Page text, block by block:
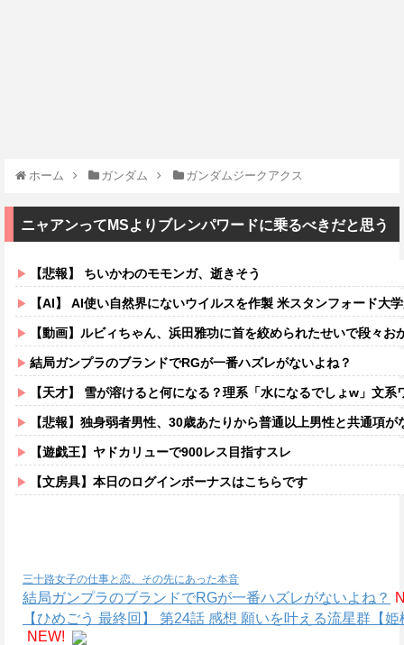
ホーム ガンダム ガンダムジークアクス
ニャアンってMSよりブレンパワードに乗るべきだと思う
【悲報】 ちいかわのモモンガ、逝きそう
【AI】 AI使い自然界にないウイルスを作製 米スタンフォード大
【動画】ルビィちゃん、浜田雅功に首を絞められたせいで段々お
結局ガンプラのブランドでRGが一番ハズレがないよね？
【天才】 雪が溶けると何になる？理系「水になるでしょw」文系
【悲報】独身弱者男性、30歳あたりから普通以上男性と共通項がなくな
【遊戯王】ヤドカリューで900レス目指すスレ
【文房具】本日のログインボーナスはこちらです
三十路女子の仕事と恋、その先にあった本音
結局ガンプラのブランドでRGが一番ハズレがないよね？
【ひめごう 最終回】 第24話 感想 願いを叶える流星群【姫
NEW!